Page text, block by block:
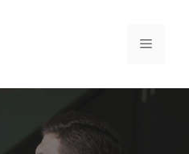
Menú